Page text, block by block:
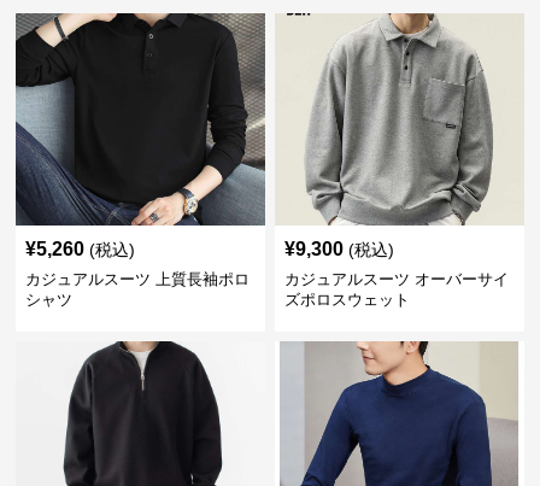
¥5,260 (税込)
カジュアルスーツ 上質長袖ポロ
シャツ
¥9,300 (税込)
カジュアルスーツ オーバーサイ
ズポロスウェット